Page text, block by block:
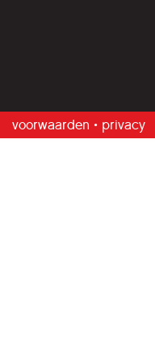
voorwaarden • privacy